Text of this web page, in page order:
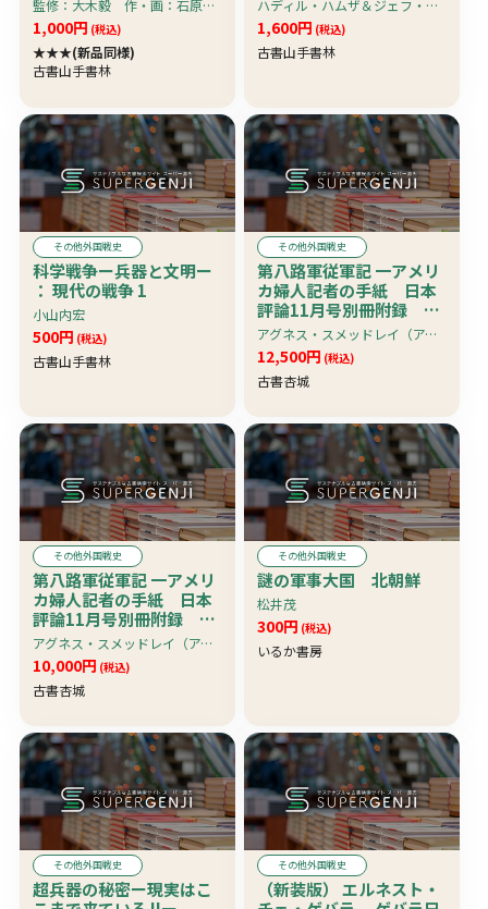
監修：大木毅 作・画：石原ヒロアキ
1,000円 (税込)
★★★(新品同様)
古書山手書林
ハディル・ハムザ＆ジェフ・スタイン 仙名紀訳
1,600円 (税込)
古書山手書林
その他外国戦史
科学戦争ー兵器と文明ー
： 現代の戦争 1
小山内宏
500円 (税込)
古書山手書林
その他外国戦史
第八路軍従軍記 一アメリ
カ婦人記者の手紙 日本
評論11月号別冊附録 少
難有れど珍資料
アグネス・スメッドレイ（アグネス・スメドレー）著 けん・かとう（加藤賢蔵か？）訳
12,500円 (税込)
古書杏城
その他外国戦史
第八路軍従軍記 一アメリ
カ婦人記者の手紙 日本
評論11月号別冊附録 難
有れど珍資料
アグネス・スメッドレイ（アグネス・スメドレー）著 けん・かとう（加藤賢蔵か？）訳
10,000円 (税込)
古書杏城
その他外国戦史
謎の軍事大国 北朝鮮
松井茂
300円 (税込)
いるか書房
その他外国戦史
超兵器の秘密ー現実はこ
その他外国戦史
（新装版） エルネスト・